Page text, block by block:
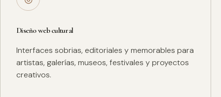
Diseño web cultural
Interfaces sobrias, editoriales y memorables para
artistas, galerías, museos, festivales y proyectos
creativos.